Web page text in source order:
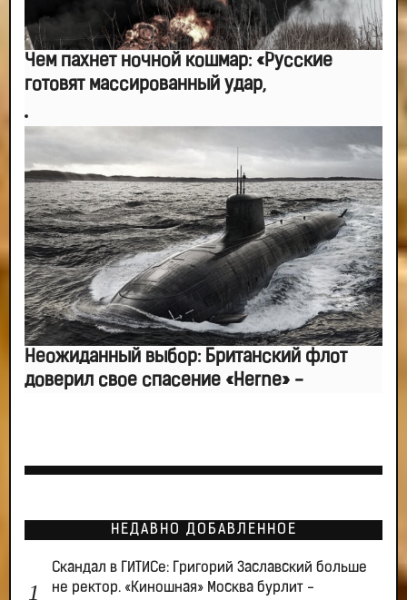
Чем пахнет ночной кошмар: «Русские
готовят массированный удар,
Неожиданный выбор: Британский флот
доверил свое спасение «Herne» -
НЕДАВНО ДОБАВЛЕННОЕ
Скандал в ГИТИСе: Григорий Заславский больше
не ректор. «Киношная» Москва бурлит -